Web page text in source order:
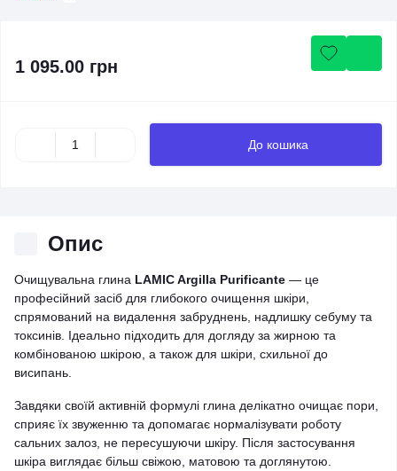
1 095.00 грн
До кошика
Опис
Очищувальна глина LAMIC Argilla Purificante — це
професійний засіб для глибокого очищення шкіри,
спрямований на видалення забруднень, надлишку себуму та
токсинів. Ідеально підходить для догляду за жирною та
комбінованою шкірою, а також для шкіри, схильної до
висипань.
Завдяки своїй активній формулі глина делікатно очищає пори,
сприяє їх звуженню та допомагає нормалізувати роботу
сальних залоз, не пересушуючи шкіру. Після застосування
шкіра виглядає більш свіжою, матовою та доглянутою.